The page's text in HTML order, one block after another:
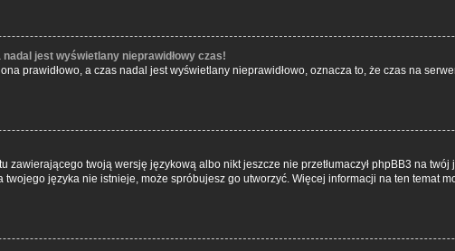
jest wyświetlany nieprawidłowy czas!
prawidłowo, a czas nadal jest wyświetlany nieprawidłowo, oznacza to, że czas na
zawierającego twoją wersję językową albo nikt jeszcze nie przetłumaczył phpBB3 na
języka nie istnieje, może spróbujesz go utworzyć. Więcej informacji na ten temat